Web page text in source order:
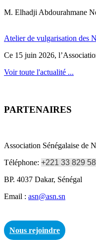
M. Elhadji Abdourahmane
Atelier de vulgarisation des
Ce 15 juin 2026,
Voir toute l'actualité ...
PARTENAIRES
Association Sénégalaise de
Téléphone: +221 33 829
BP. 4037 Dakar, Sénégal
Email : asn@asn.sn
Nous rejoindre